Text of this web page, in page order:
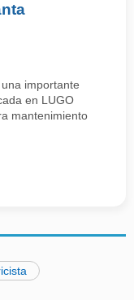
importante
en LUGO
mantenimiento